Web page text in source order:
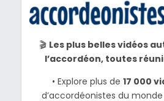
🎬 Les plus belles vidéos
l’accordéon, toutes
• Explore plus de17 000
d’accordéonistes du